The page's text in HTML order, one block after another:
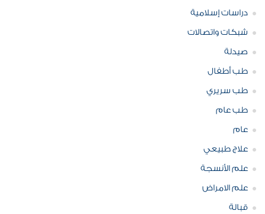
دراسات إسلامية
شبكات واتصالات
صيدلة
طب أطفال
طب سريري
طب عام
عام
علاج طبيعي
علم الأنسجة
علم الامراض
قبالة